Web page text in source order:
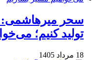
سحر میرهاشمی:
تولید کنیم؛
18 مرداد 1405